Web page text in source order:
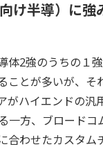
け半導）に強
体2強のうちの１
ことが多いが、そ
がハイエンドの汎
一方、ブロードコ
合わせたカスタム